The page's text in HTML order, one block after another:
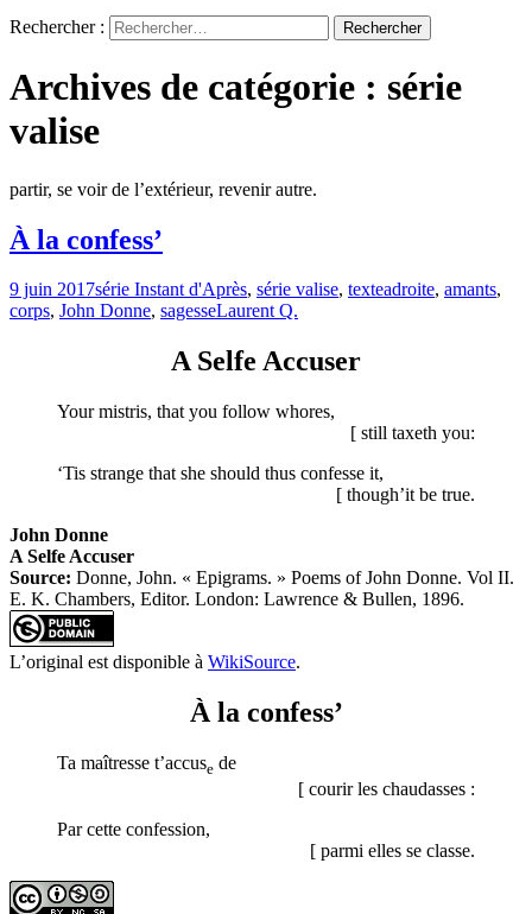
Rechercher :
Archives de catégorie : série
valise
partir, se voir de l’extérieur, revenir autre.
À la confess’
9 juin 2017série Instant d'Après, série valise, texteadroite, amants,
corps, John Donne, sagesseLaurent Q.
A Selfe Accuser
Your mistris, that you follow whores,
[ still taxeth you:
‘Tis strange that she should thus confesse it,
[ though’it be true.
John Donne
A Selfe Accuser
Source: Donne, John. « Epigrams. » Poems of John Donne. Vol II.
E. K. Chambers, Editor. London: Lawrence & Bullen, 1896.
L’original est disponible à WikiSource.
À la confess’
Ta maîtresse t’accuse de
[ courir les chaudasses :
Par cette confession,
[ parmi elles se classe.